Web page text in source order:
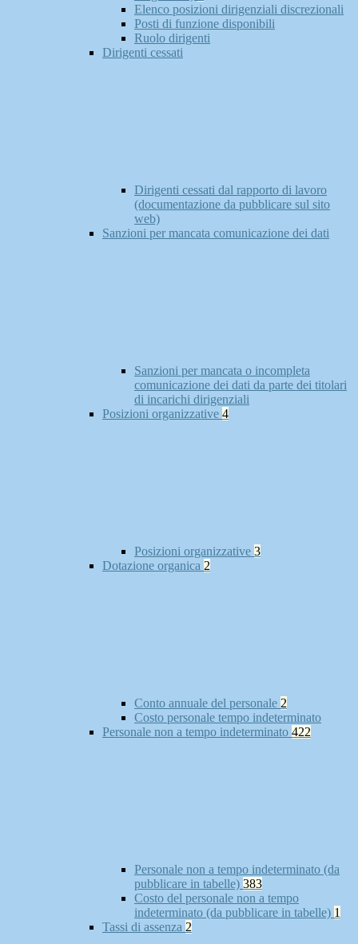
Elenco posizioni dirigenziali discrezionali
Posti di funzione disponibili
Ruolo dirigenti
Dirigenti cessati
Dirigenti cessati dal rapporto di lavoro
(documentazione da pubblicare sul sito
web)
Sanzioni per mancata comunicazione dei dati
Sanzioni per mancata o incompleta
comunicazione dei dati da parte dei titolari
di incarichi dirigenziali
Posizioni organizzative 4
Posizioni organizzative 3
Dotazione organica 2
Conto annuale del personale 2
Costo personale tempo indeterminato
Personale non a tempo indeterminato 422
Personale non a tempo indeterminato (da
pubblicare in tabelle) 383
Costo del personale non a tempo
indeterminato (da pubblicare in tabelle) 1
Tassi di assenza 2